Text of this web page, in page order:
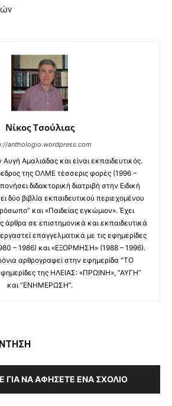
Νίκος Τσούλιας
anthologio.wordpress.com
Αμαλιάδας και είναι εκπαιδευτικός.
της ΟΛΜΕ τέσσερις φορές (1996 –
διδακτορική διατριβή στην Ειδική
δύο βιβλία εκπαιδευτικού περιεχομένου
και «Παιδείας εγκώμιον». Έχει
άρθρα σε επιστημονικά και εκπαιδευτικά
επαγγελματικά με τις εφημερίδες
– 1986) και «ΕΞΟΡΜΗΣΗ» (1988 – 1996).
αρθρογραφεί στην εφημερίδα “ΤΟ
της ΗΛΕΙΑΣ: «ΠΡΩΙΝΗ», “ΑΥΓΗ”
και “ΕΝΗΜΕΡΩΣΗ”.
ΓΙΑ ΝΑ ΑΦΉΣΕΤΕ ΈΝΑ ΣΧΌΛΙΟ